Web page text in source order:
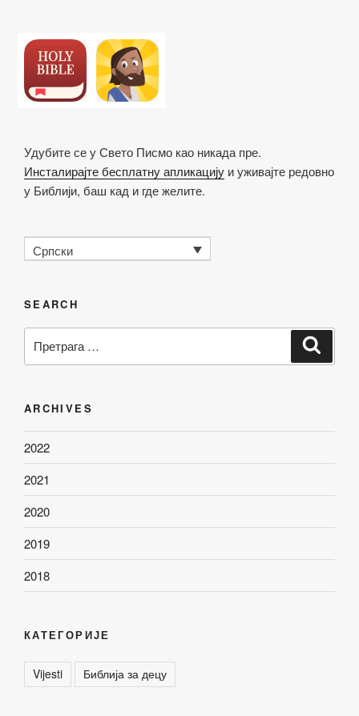
Удубите се у Свето Писмо као никада пре.
Инсталирајте бесплатну апликацију и уживајте редовно
у Библији, баш кад и где желите.
Српски
SEARCH
за:
ARCHIVES
2022
2021
2020
2019
2018
КАТЕГОРИЈЕ
Vijesti Библија за децу